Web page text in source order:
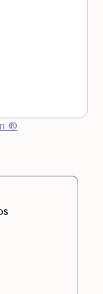
®